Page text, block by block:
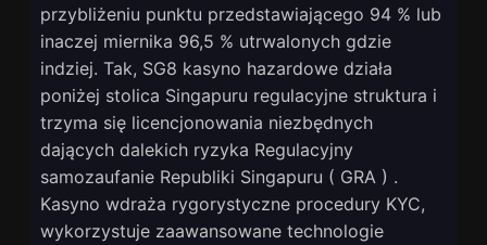
przybliżeniu punktu przedstawiającego 94 % lub
inaczej miernika 96,5 % utrwalonych gdzie
indziej. Tak, SG8 kasyno hazardowe działa
poniżej stolica Singapuru regulacyjne struktura i
trzyma się licencjonowania niezbędnych
dających dalekich ryzyka Regulacyjny
samozaufanie Republiki Singapuru ( GRA ) .
Kasyno wdraża rygorystyczne procedury KYC,
wykorzystuje zaawansowane technologie